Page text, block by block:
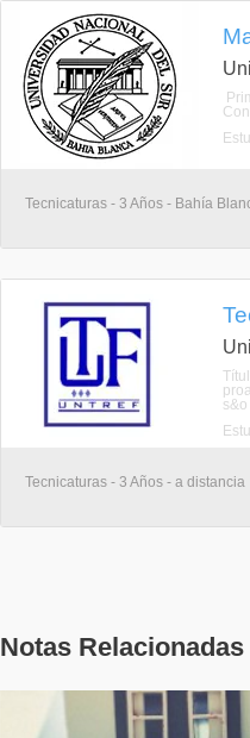
Tecnicaturas - 3 Años - Bahía
s&o
Tecnicaturas - 3 Años - a distancia
Notas Relacionadas